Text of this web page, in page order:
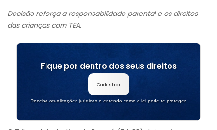
Decisão reforça a responsabilidade parental e os direitos
das crianças com TEA.
Fique por dentro dos seus direitos
Cadastrar
Receba atualizações jurídicas e entenda como a lei pode te proteger.